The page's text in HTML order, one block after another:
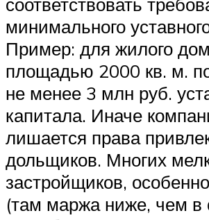
минимального
Пример: для жилого
площадью 2000 кв. м.
не менее 3 млн руб.
капитала. Иначе
лишается права
дольщиков. Многих
застройщиков,
(там маржа ниже, чем в